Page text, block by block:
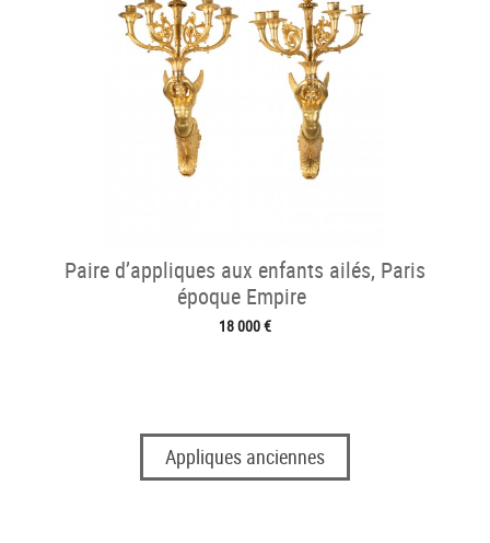
Paire d’appliques aux enfants ailés, Paris
époque Empire
18 000 €
Appliques anciennes